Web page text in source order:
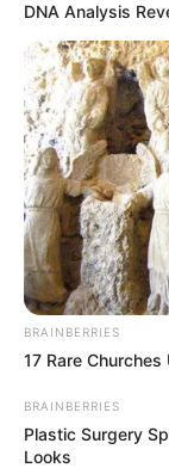
DNA Analysis
BRAINBERRIES
17 Rare
BRAINBERRIES
Plastic Surgery
Looks